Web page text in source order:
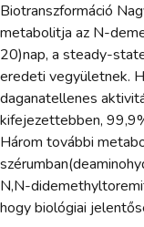
Biotranszformáció
metabolitja az N-
20)nap, a steady-
eredeti vegyületnek.
daganatellenes
kifejezettebben,
Három további
N,N-
hogy biológiai